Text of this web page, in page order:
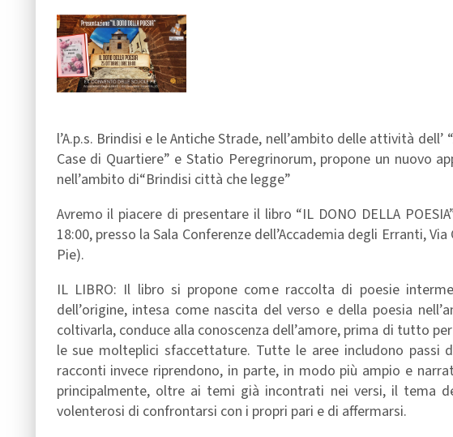
l’A.p.s. Brindisi e le Antiche Strade, nell’ambito delle attività
Case di Quartiere” e Statio Peregrinorum, propone un nuovo
nell’ambito di“Brindisi città che legge”
Avremo il piacere di presentare il libro “IL DONO DELLA
18:00, presso la Sala Conferenze dell’Accademia degli Erranti,
Pie).
IL LIBRO: Il libro si propone come raccolta di poesie
dell’origine, intesa come nascita del verso e della poesia
coltivarla, conduce alla conoscenza dell’amore, prima di tutto
le sue molteplici sfaccettature. Tutte le aree includono passi
racconti invece riprendono, in parte, in modo più ampio e
principalmente, oltre ai temi già incontrati nei versi, il tema
volenterosi di confrontarsi con i propri pari e di affermarsi.